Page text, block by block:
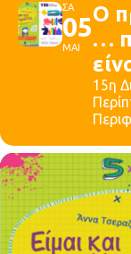
ΣΑ
05
ΜΑΙ
Ο
…
15η